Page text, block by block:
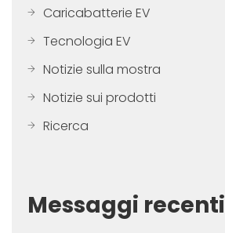
Caricabatterie EV
Tecnologia EV
Notizie sulla mostra
Notizie sui prodotti
Ricerca
Messaggi recenti